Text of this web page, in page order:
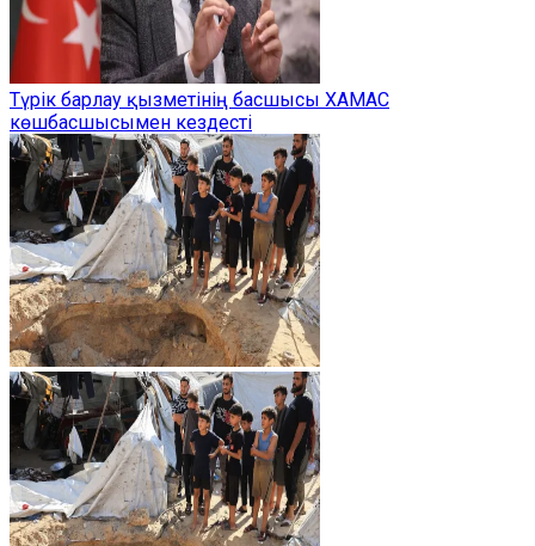
Түрік барлау қызметінің басшысы ХАМАС
көшбасшысымен кездесті